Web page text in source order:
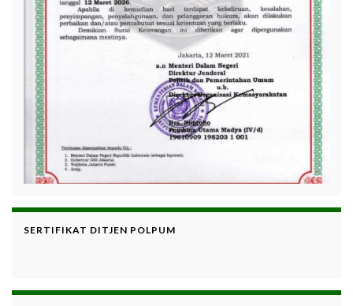
SERTIFIKAT DITJEN POLPUM